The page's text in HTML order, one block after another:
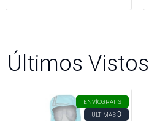
Últimos Vistos
ENVÍOGRATIS
ÚLTIMAS3